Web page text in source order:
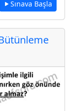
Sınava Başla